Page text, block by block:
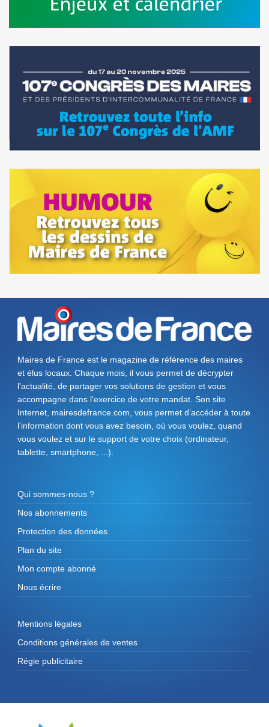
Maires de France est le magazine de référence des maires
et élus locaux. Chaque mois, il vous permet de décrypter
l'actualité, de partager vos solutions de gestion et vous
accompagne dans l'exercice de votre mandat. Son site
Internet, mairesdefrance.com, vous permet d’accéder à toute
l'information dont vous avez besoin, où vous voulez, quand
vous voulez et sur le support de votre choix (ordinateur,
tablette, smartphone, ...).
Qui sommes-nous ?
Nos abonnements
Protection des données
Plan du site
Mon compte abonné
Nous écrire
Mentions légales
Conditions générales de ventes
Régie publicitaire